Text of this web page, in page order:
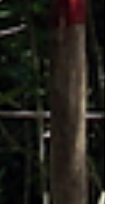
en el #Catatumbo terminó #viral
un ciudadano conduciendo una
por un impacto durante los
cerca del municipio de Tibú. En
vehículo impactado asegura que
del carro y el humor del
sociales. #ustedqueopina
#Impactante